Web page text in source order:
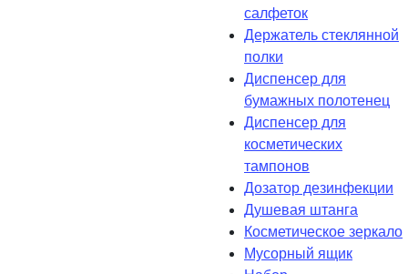
салфеток
Держатель стеклянной
полки
Диспенсер для
бумажных полотенец
Диспенсер для
косметических
тампонов
Дозатор дезинфекции
Душевая штанга
Косметическое зеркало
Мусорный ящик